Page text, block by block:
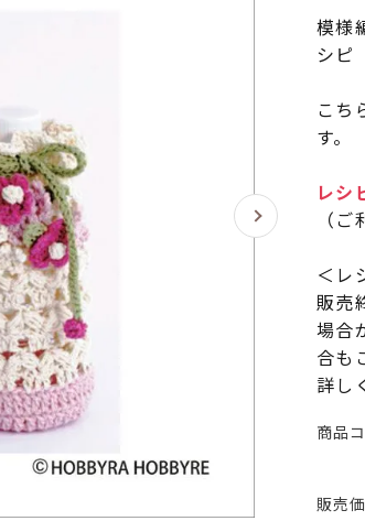
模様
シピ
こち
す。
レシ
（
＜レ
販売
場合
合も
詳し
商品
販売